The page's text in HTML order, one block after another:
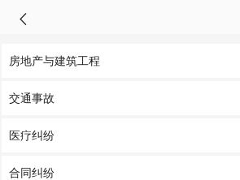
房地产与建筑工程
交通事故
医疗纠纷
合同纠纷